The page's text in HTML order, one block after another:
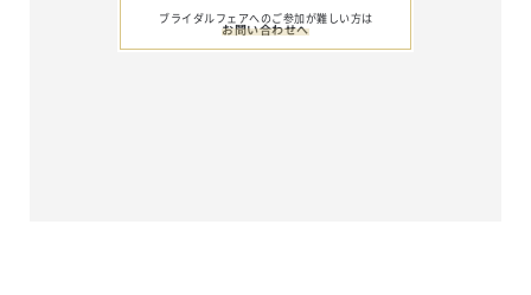
ブライダルフェアへのご参加が難しい方は
お問い合わせへ